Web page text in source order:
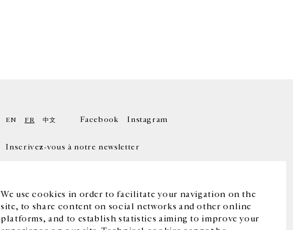
We use cookies in order to facilitate your navigation on the
site, to share content on social networks and other online
platforms, and to establish statistics aiming to improve your
EN FR 中文 Facebook Instagram
Inscrivez-vous à notre newsletter